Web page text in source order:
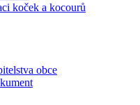
koček a kocourů
obce